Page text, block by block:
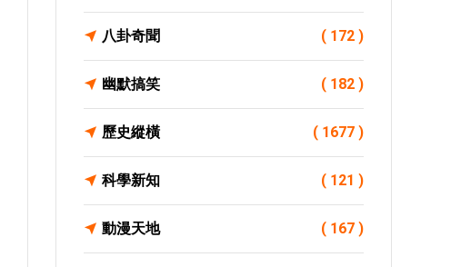
八卦奇聞 ( 172 )
幽默搞笑 ( 182 )
歷史縱橫 ( 1677 )
科學新知 ( 121 )
動漫天地 ( 167 )